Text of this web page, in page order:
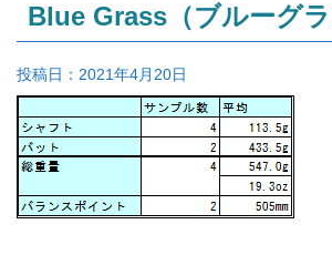
Blue Grass（ブルーグ
投稿日： 2021年4月20日